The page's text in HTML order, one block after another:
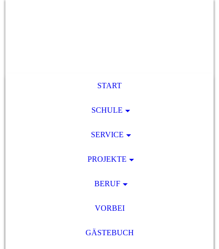
START
SCHULE
SERVICE
PROJEKTE
BERUF
VORBEI
GÄSTEBUCH